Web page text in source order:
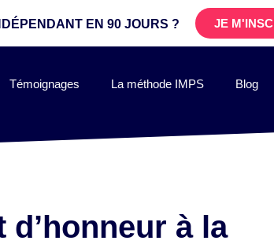
EN 90 JOURS ? JE
Témoignages La méthode IMPS Blog
à la